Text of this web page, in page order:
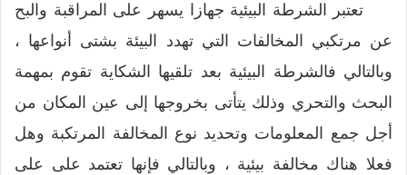
تعتبر الشرطة البيئية جهازا يسهر على المراقبة والبح
عن مرتكبي المخالفات التي تهدد البيئة بشتى أنواعها ،
وبالتالي فالشرطة البيئية بعد تلقيها الشكاية تقوم بمهمة
البحث والتحري وذلك يتأتى بخروجها إلى عين المكان من
أجل جمع المعلومات وتحديد نوع المخالفة المرتكبة وهل
فعلا هناك مخالفة بيئية ، وبالتالي فإنها تعتمد على على